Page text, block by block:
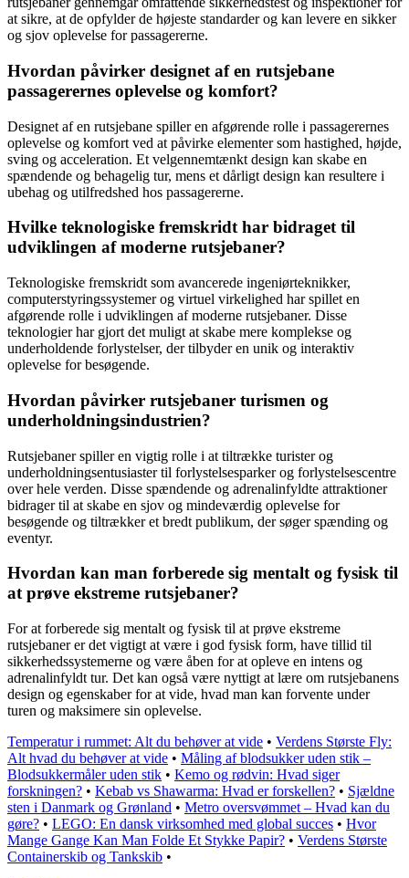
at sikre, at de opfylder de højeste standarder og kan levere en sikker
og sjov oplevelse for passagererne.
Hvordan påvirker designet af en rutsjebane
passagerernes oplevelse og komfort?
Designet af en rutsjebane spiller en afgørende rolle i passagerernes
oplevelse og komfort ved at påvirke elementer som hastighed, højde,
sving og acceleration. Et velgennemtænkt design kan skabe en
spændende og behagelig tur, mens et dårligt design kan resultere i
ubehag og utilfredshed hos passagererne.
Hvilke teknologiske fremskridt har bidraget til
udviklingen af moderne rutsjebaner?
Teknologiske fremskridt som avancerede ingeniørteknikker,
computerstyringssystemer og virtuel virkelighed har spillet en
afgørende rolle i udviklingen af moderne rutsjebaner. Disse
teknologier har gjort det muligt at skabe mere komplekse og
underholdende forlystelser, der tilbyder en unik og interaktiv
oplevelse for besøgende.
Hvordan påvirker rutsjebaner turismen og
underholdningsindustrien?
Rutsjebaner spiller en vigtig rolle i at tiltrække turister og
underholdningsentusiaster til forlystelsesparker og forlystelsescentre
over hele verden. Disse spændende og adrenalinfyldte attraktioner
bidrager til at skabe en sjov og mindeværdig oplevelse for
besøgende og tiltrækker et bredt publikum, der søger spænding og
eventyr.
Hvordan kan man forberede sig mentalt og fysisk til
at prøve ekstreme rutsjebaner?
For at forberede sig mentalt og fysisk til at prøve ekstreme
rutsjebaner er det vigtigt at være i god fysisk form, have tillid til
sikkerhedssystemerne og være åben for at opleve en intens og
adrenalinfyldt tur. Det kan også være nyttigt at lære om rutsjebanens
design og egenskaber for at vide, hvad man kan forvente under
turen og maksimere sin oplevelse.
Temperatur i rummet: Alt du behøver at vide • Verdens Største Fly:
Alt hvad du behøver at vide • Måling af blodsukker uden stik –
Blodsukkermåler uden stik • Kemo og rødvin: Hvad siger
forskningen? • Kebab vs Shawarma: Hvad er forskellen? • Sjældne
sten i Danmark og Grønland • Metro oversvømmet – Hvad kan du
gøre? • LEGO: En dansk virksomhed med global succes • Hvor
Mange Gange Kan Man Folde Et Stykke Papir? • Verdens Største
Containerskib og Tankskib •